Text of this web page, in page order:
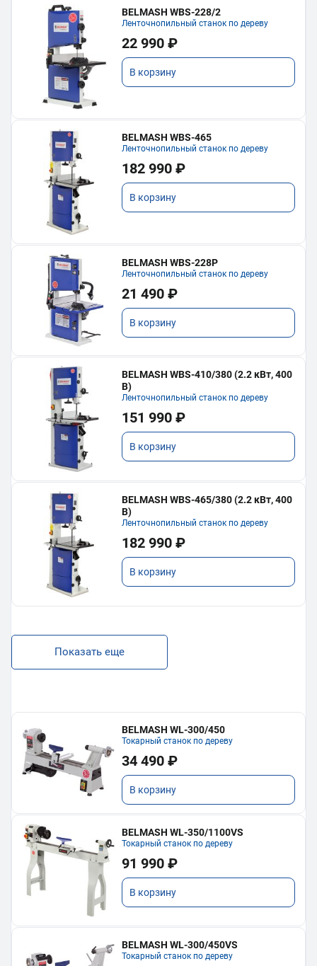
BELMASH WBS-228/2
Ленточнопильный станок по дереву
22 990 ₽
В корзину
BELMASH WBS-465
Ленточнопильный станок по дереву
182 990 ₽
В корзину
BELMASH WBS-228P
Ленточнопильный станок по дереву
21 490 ₽
В корзину
BELMASH WBS-410/380 (2.2 кВт, 400
В)
Ленточнопильный станок по дереву
151 990 ₽
В корзину
BELMASH WBS-465/380 (2.2 кВт, 400
В)
Ленточнопильный станок по дереву
182 990 ₽
В корзину
Показать еще
BELMASH WL-300/450
Токарный станок по дереву
34 490 ₽
В корзину
BELMASH WL-350/1100VS
Токарный станок по дереву
91 990 ₽
В корзину
BELMASH WL-300/450VS
Токарный станок по дереву